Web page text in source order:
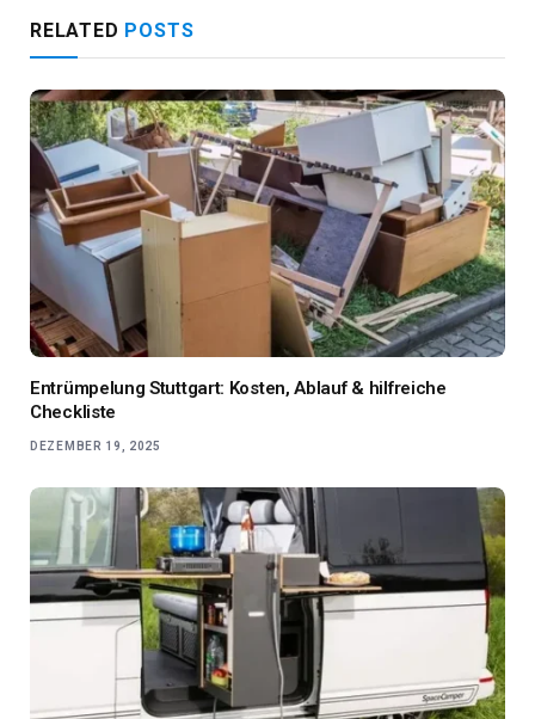
RELATED POSTS
Entrümpelung Stuttgart: Kosten, Ablauf & hilfreiche
Checkliste
DEZEMBER 19, 2025